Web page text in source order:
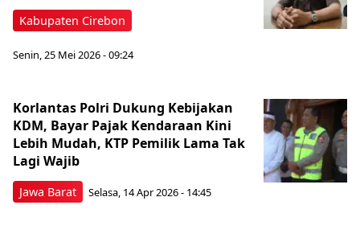
Kabupaten Cirebon
Senin, 25 Mei 2026 - 09:24
Jawa Barat
Korlantas Polri Dukung Kebijakan
KDM, Bayar Pajak Kendaraan Kini
Lebih Mudah, KTP Pemilik Lama Tak
Lagi Wajib
Selasa, 14 Apr 2026 - 14:45